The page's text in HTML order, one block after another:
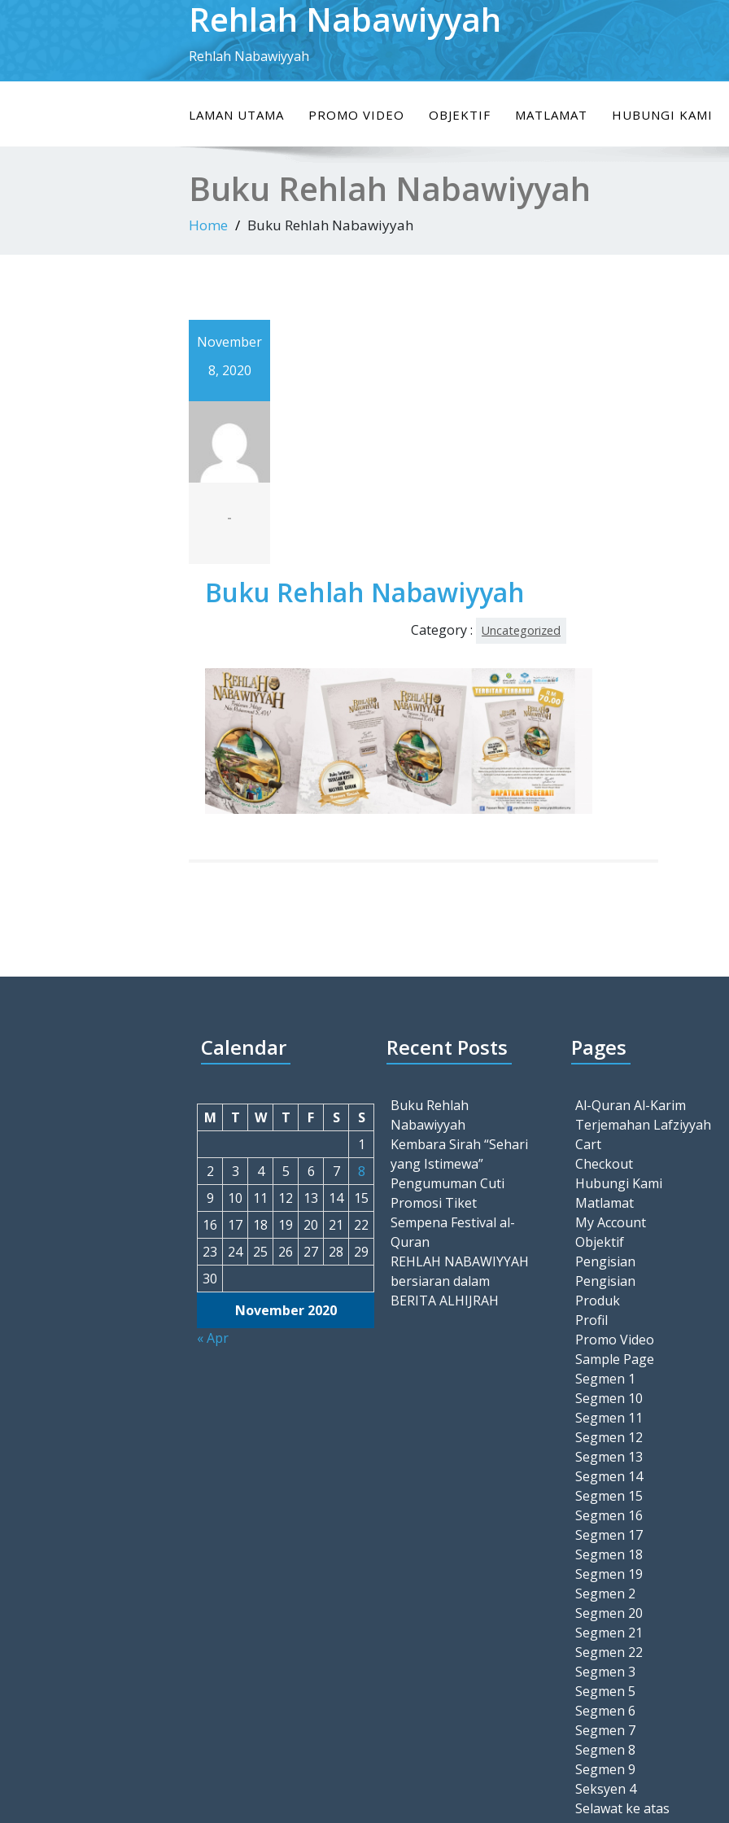
Rehlah Nabawiyyah
Rehlah Nabawiyyah
LAMAN UTAMA PROMO VIDEO OBJEKTIF MATLAMAT HUBUNGI KAMI
Buku Rehlah Nabawiyyah
Home Buku Rehlah Nabawiyyah
November
8, 2020
-
Buku Rehlah Nabawiyyah
Category : Uncategorized
Calendar
November 2020
M T W T F S
S
1
2
3 4 5 6 7
8
9
10 11 12 13 14
15
16
17 18 19 20 21
22
23
24 25 26 27 28
29
30
« Apr
Recent Posts
Buku Rehlah
Nabawiyyah
Kembara Sirah “Sehari
yang Istimewa”
Pengumuman Cuti
Promosi Tiket
Sempena Festival al-
Quran
REHLAH NABAWIYYAH
bersiaran dalam
BERITA ALHIJRAH
Pages
Al-Quran Al-Karim
Terjemahan Lafziyyah
Cart
Checkout
Hubungi Kami
Matlamat
My Account
Objektif
Pengisian
Pengisian
Produk
Profil
Promo Video
Sample Page
Segmen 1
Segmen 10
Segmen 11
Segmen 12
Segmen 13
Segmen 14
Segmen 15
Segmen 16
Segmen 17
Segmen 18
Segmen 19
Segmen 2
Segmen 20
Segmen 21
Segmen 22
Segmen 3
Segmen 5
Segmen 6
Segmen 7
Segmen 8
Segmen 9
Seksyen 4
Selawat ke atas